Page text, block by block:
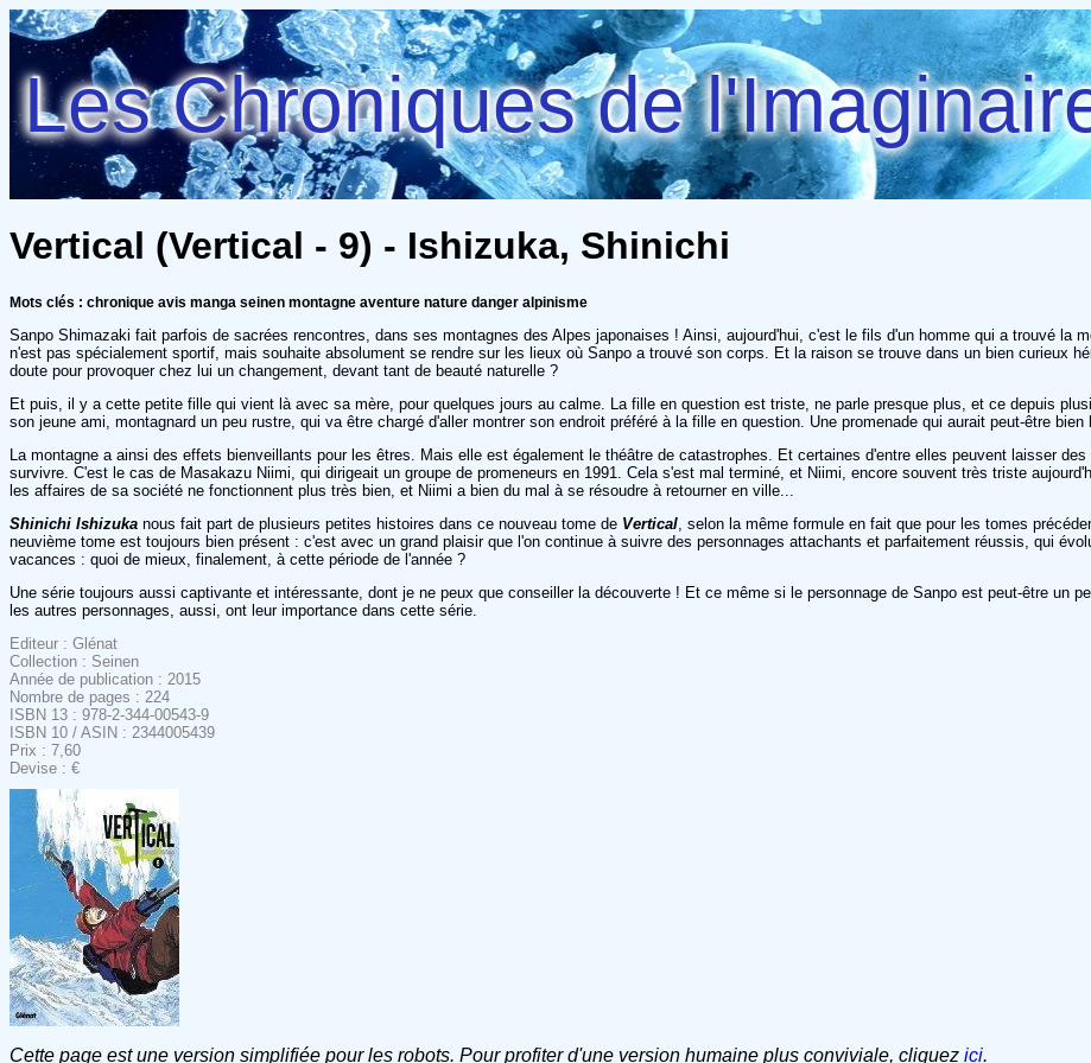
Les Chroniques de
Vertical (Vertical - 9) - Ishizuka, Shinichi
Mots clés : chronique avis manga seinen montagne aventure nature danger alpinisme
Sanpo Shimazaki fait parfois de sacrées rencontres, dans ses montagnes des Alpes japonaises ! Ainsi, aujourd'hui, c'est le fils d'un homme qui a trouvé la
n'est pas spécialement sportif, mais souhaite absolument se rendre sur les lieux où Sanpo a trouvé son corps. Et la raison se trouve dans un bien curieux
doute pour provoquer chez lui un changement, devant tant de beauté naturelle ?
Et puis, il y a cette petite fille qui vient là avec sa mère, pour quelques jours au calme. La fille en question est triste, ne parle presque plus, et ce depuis
son jeune ami, montagnard un peu rustre, qui va être chargé d'aller montrer son endroit préféré à la fille en question. Une promenade qui aurait peut-être bien
La montagne a ainsi des effets bienveillants pour les êtres. Mais elle est également le théâtre de catastrophes. Et certaines d'entre elles peuvent laisser
survivre. C'est le cas de Masakazu Niimi, qui dirigeait un groupe de promeneurs en 1991. Cela s'est mal terminé, et Niimi, encore souvent très triste
les affaires de sa société ne fonctionnent plus très bien, et Niimi a bien du mal à se résoudre à retourner en ville...
Shinichi Ishizuka nous fait part de plusieurs petites histoires dans ce nouveau tome de Vertical , selon la même formule en fait que pour les tomes
neuvième tome est toujours bien présent : c'est avec un grand plaisir que l'on continue à suivre des personnages attachants et parfaitement réussis, qui
vacances : quoi de mieux, finalement, à cette période de l'année ?
Une série toujours aussi captivante et intéressante, dont je ne peux que conseiller la découverte ! Et ce même si le personnage de Sanpo est peut-être un
les autres personnages, aussi, ont leur importance dans cette série.
Editeur : Glénat
Collection : Seinen
Année de publication : 2015
Nombre de pages : 224
ISBN 13 : 978-2-344-00543-9
ISBN 10 / ASIN : 2344005439
Prix : 7,60
Devise : €
Cette page est une version simplifiée pour les robots. Pour profiter d'une version humaine plus conviviale, cliquez ici.